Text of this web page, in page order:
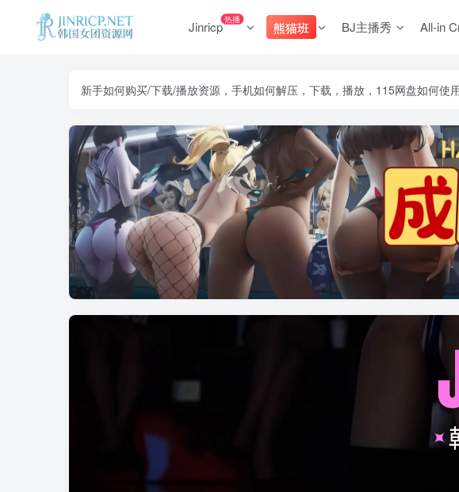
Jinricp热播
熊猫班 BJ主播秀 All-in
新手如何购买/下载/播放资源，手机如何解压，下载，播放，115网盘如何使